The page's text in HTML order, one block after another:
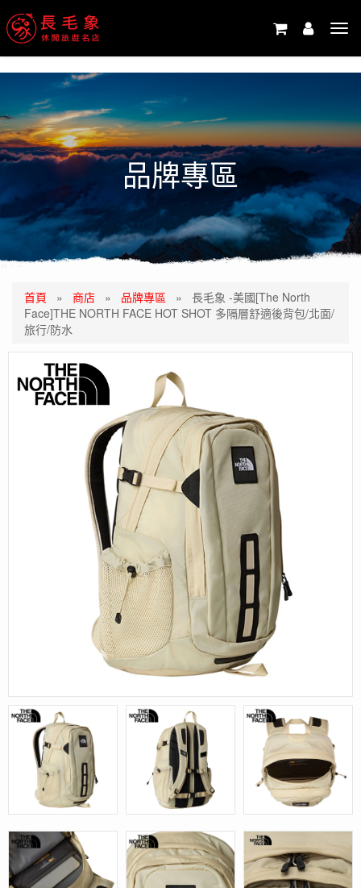
品牌專區
首頁 » 商店 » 品牌專區 » 長毛象 -美國[The North
Face]THE NORTH FACE HOT SHOT 多隔層舒適後背包/北面/
旅行/防水